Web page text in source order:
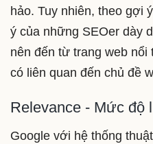
hảo. Tuy nhiên, theo gợi
ý của những SEOer dày
nên đến từ trang web
có liên quan đến chủ đề
Relevance - Mức độ
Google với hệ thống